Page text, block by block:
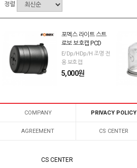
정렬
포멕스 라이트 스트
로보 보호캡 PCD
E/Dp/HDp/H 조명 전
용 보호캡
5,000원
COMPANY PRIVACY POLICY
AGREEMENT CS CENTER
CS CENTER